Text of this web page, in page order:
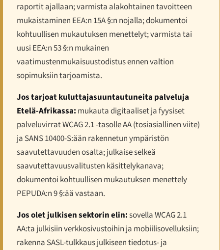
raportit ajallaan; varmista alakohtainen tavoitteen
mukaistaminen EEA:n 15A §:n nojalla; dokumentoi
kohtuullisen mukautuksen menettelyt; varmista tai
uusi EEA:n 53 §:n mukainen
vaatimustenmukaisuustodistus ennen valtion
sopimuksiin tarjoamista.
Jos tarjoat kuluttajasuuntautuneita palveluja
Etelä-Afrikassa: mukauta digitaaliset ja fyysiset
palveluvirrat WCAG 2.1 -tasolle AA (tosiasiallinen viite)
ja SANS 10400-S:ään rakennetun ympäristön
saavutettavuuden osalta; julkaise selkeä
saavutettavuusvalitusten käsittelykanava;
dokumentoi kohtuullisen mukautuksen menettely
PEPUDA:n 9 §:ää vastaan.
Jos olet julkisen sektorin elin:sovella WCAG 2.1
AA:ta julkisiin verkkosivustoihin ja mobiilisovelluksiin;
rakenna SASL-tulkkaus julkiseen tiedotus- ja